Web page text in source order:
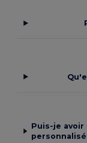
Puis-je